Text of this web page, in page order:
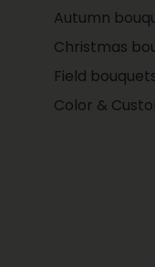
Autumn
Christmas
Field
Color &